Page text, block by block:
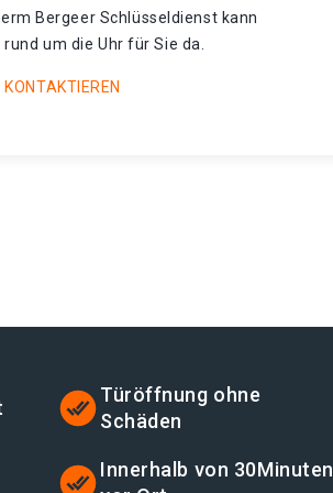
Bergeer Schlüsseldienst kann
um die Uhr für Sie da.
Türöffnung ohne
Schäden
Innerhalb von 30Minuten